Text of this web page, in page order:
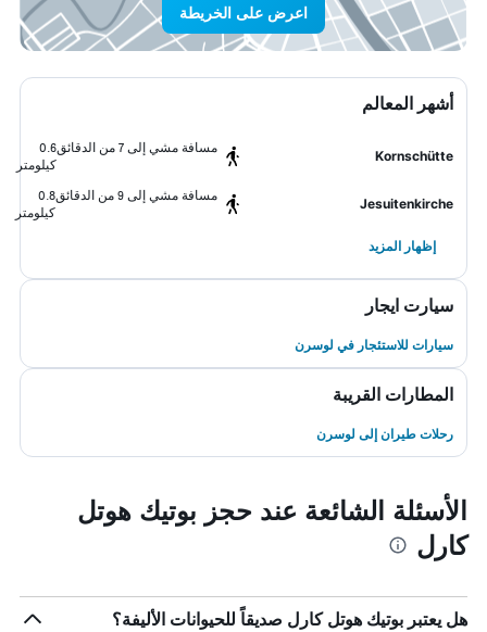
اعرض على الخريطة
أشهر المعالم
Kornschütte
مسافة مشي إلى 7 من الدقائق
0.6
كيلومتر
Jesuitenkirche
مسافة مشي إلى 9 من الدقائق
0.8
كيلومتر
إظهار المزيد
سيارت ايجار
سيارات للاستئجار في لوسرن
المطارات القريبة
رحلات طيران إلى لوسرن
الأسئلة الشائعة عند حجز بوتيك هوتل
كارل
هل يعتبر بوتيك هوتل كارل صديقاً للحيوانات الأليفة؟